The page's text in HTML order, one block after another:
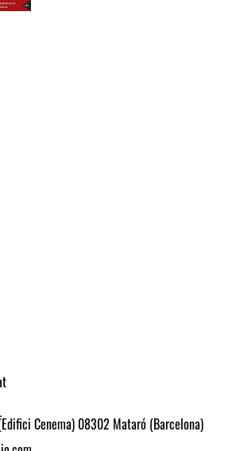
Cenema) 08302 Mataró (Barcelona)